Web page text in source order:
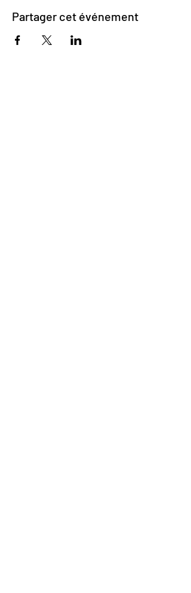
Partager cet événement